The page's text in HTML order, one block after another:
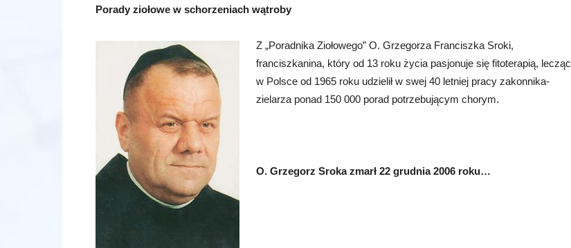
Porady ziołowe w schorzeniach wątroby
Z „Poradnika Ziołowego” O. Grzegorza Franciszka Sroki,
franciszkanina, który od 13 roku życia pasjonuje się fitoterapią, lecząc
w Polsce od 1965 roku udzielił w swej 40 letniej pracy zakonnika-
zielarza ponad 150 000 porad potrzebującym chorym.
O. Grzegorz Sroka zmarł 22 grudnia 2006 roku…